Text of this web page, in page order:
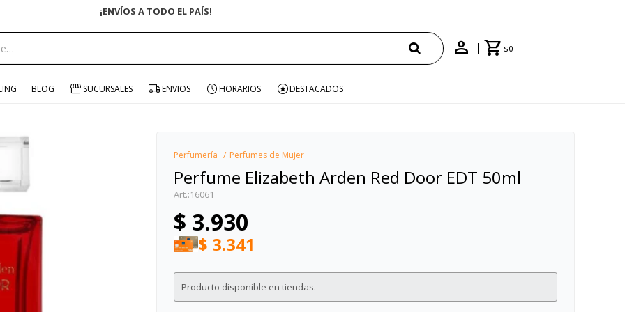
¡ENVÍOS A TODO EL PAÍS!
$0
BLOG SUCURSALES ENVIOS HORARIOS DESTACADOS
Perfumería Perfumes de Mujer
Perfume Elizabeth Arden Red Door EDT 50ml
16061
$ 3.930
$ 3.341
Producto disponible en tiendas.